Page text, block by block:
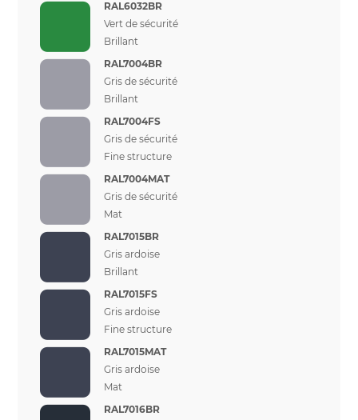
RAL6032BR
Vert de sécurité
Brillant
RAL7004BR
Gris de sécurité
Brillant
RAL7004FS
Gris de sécurité
Fine structure
RAL7004MAT
Gris de sécurité
Mat
RAL7015BR
Gris ardoise
Brillant
RAL7015FS
Gris ardoise
Fine structure
RAL7015MAT
Gris ardoise
Mat
RAL7016BR